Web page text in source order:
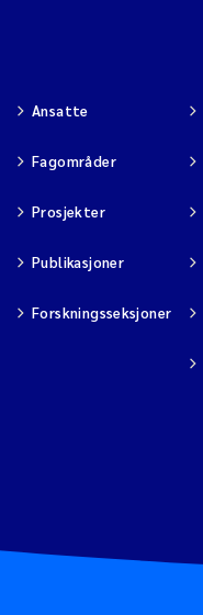
Ansatte
Fagområder
Prosjekter
Publikasjoner
Forskningsseksjoner